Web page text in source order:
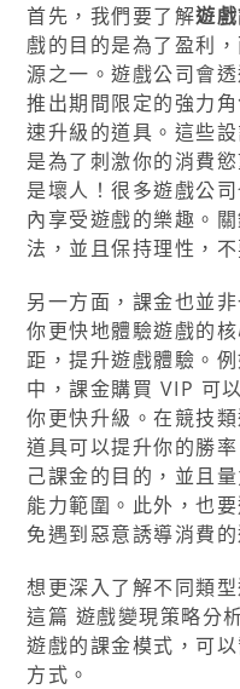
首先，我們要了解遊
戲的目的是為了盈利
源之一。遊戲公司會
推出期間限定的強力
速升級的道具。這些
是為了刺激你的消費
是壞人！很多遊戲公
內享受遊戲的樂趣。
法，並且保持理性，
另一方面，課金也並
你更快地體驗遊戲的
距，提升遊戲體驗。
中，課金購買 VIP 可
你更快升級。在競技
道具可以提升你的勝
己課金的目的，並且
能力範圍。此外，也
免遇到惡意誘導消費的
想更深入了解不同類
這篇 遊戲變現策略分
遊戲的課金模式，可
方式。